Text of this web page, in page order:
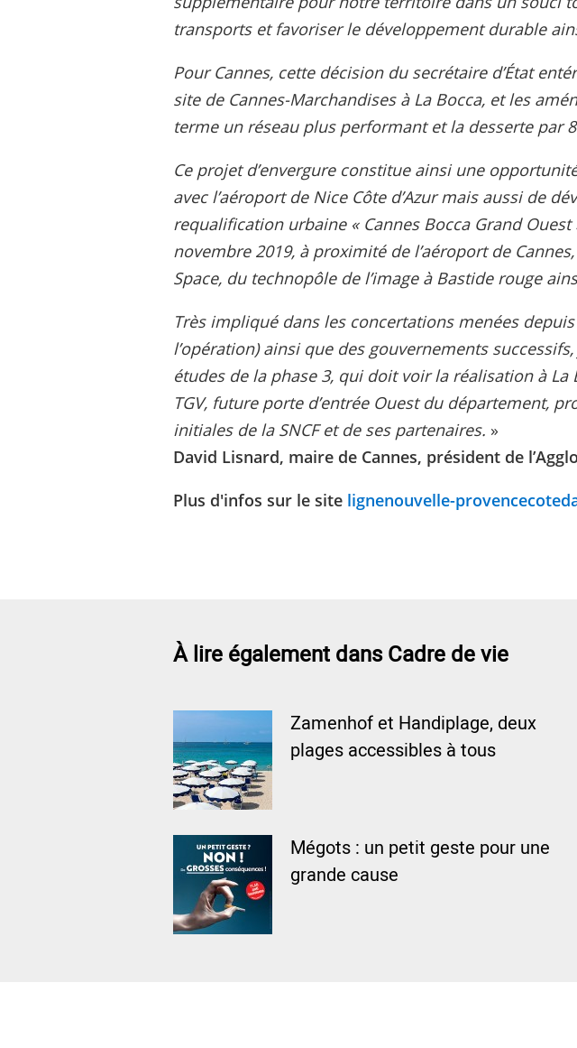
transports et favoriser le développement durable
Pour Cannes, cette décision du secrétaire d’État
site de Cannes-Marchandises à La Bocca, et les
terme un réseau plus performant et la desserte par
Ce projet d’envergure constitue ainsi une
avec l’aéroport de Nice Côte d’Azur mais aussi de
requalification urbaine « Cannes Bocca Grand
novembre 2019, à proximité de l’aéroport de
Space, du technopôle de l’image à Bastide rouge
Très impliqué dans les concertations menées
l’opération) ainsi que des gouvernements
études de la phase 3, qui doit voir la réalisation à
TGV, future porte d’entrée Ouest du département,
initiales de la SNCF et de ses partenaires. »
David Lisnard, maire de Cannes, président de
Plus d'infos sur le site lignenouvelle-
À lire également dans Cadre de vie
Zamenhof et Handiplage, deux
plages accessibles à tous
Mégots : un petit geste pour une
grande cause